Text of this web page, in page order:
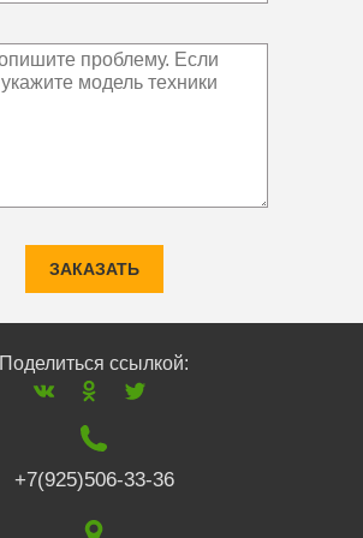
ЗАКАЗАТЬ
Поделиться ссылкой:
+7(925)506-33-36